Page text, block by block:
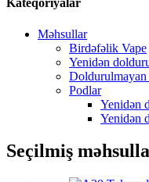
Kateqoriyalar
Məhsullar
Birdəfəlik Vape
Yenidən
Podlar
Yenidən
Yenidən
Seçilmiş